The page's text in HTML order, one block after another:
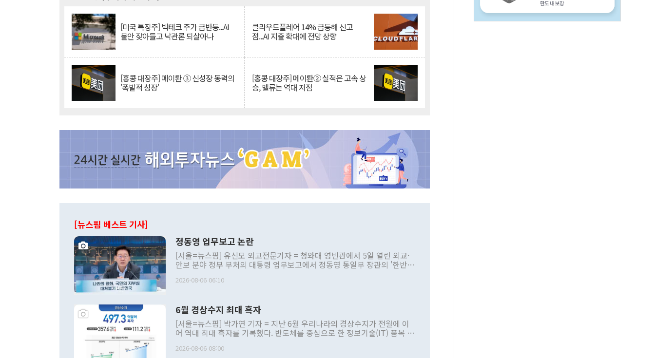
[미국 특징주] 빅테크 주가 급반등...AI
불안 잦아들고 낙관론 되살아나
클라우드플레어 14% 급등해 신고
점...AI 지출 확대에 전망 상향
[홍콩 대장주] 메이퇀 ③ 신성장 동력의
'폭발적 성장'
[홍콩 대장주] 메이퇀② 실적은 고속 상
승, 밸류는 역대 저점
[뉴스핌 베스트 기사]
정동영 업무보고 논란
[서울=뉴스핌] 유신모 외교전문기자 = 청와대 영빈관에서 5일 열린 외교·
안보 분야 정부 부처의 대통령 업무보고에서 정동영 통일부 장관의 '한반도
발언 중에는 정부 내 조율을 거치지 않은 사안을 정책으로 추진하겠다고 공
주의적 희망에 근거한 비현실적 구상'이라는 비판을 내놨다. 그동안 정 장
관의 대북 정책 관련 발언이 물의를 빚은 적은 여러 번 있지만 대통령과 유
관 부처 장관이 공개적으로 부정적 입장을 표명한 것은 이례적이다. 정 장
관의 무리한 대북 접근법과 월권을 제어해야 한다는 목소리도 높아지고 있
다. [정동영 통일부 장관이 지난달 23일 오후 서울 종로구 정부서울청사에
2026-08-06 06:10
6월 경상수지 최대 흑자
[서울=뉴스핌] 박가연 기자 = 지난 6월 우리나라의 경상수지가 전월에 이
어 역대 최대 흑자를 기록했다. 반도체를 중심으로 한 정보기술(IT) 품목 수
료=한국은행] 한국은행이 6일 발표한 '2026년 6월 국제수지(잠정)'에 따르
2026-08-06 08:00